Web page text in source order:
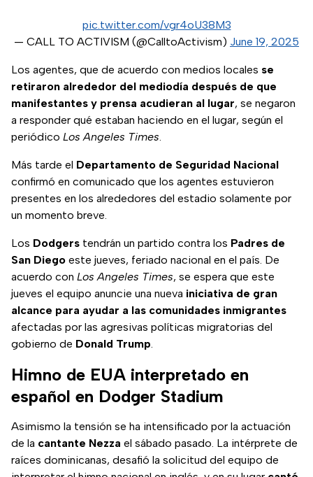
pic.twitter.com/vgr4oU38M3
— CALL TO ACTIVISM (@CalltoActivism) June 19, 2025
Los agentes, que de acuerdo con medios locales se
retiraron alrededor del mediodía después de que
manifestantes y prensa acudieran al lugar, se negaron
a responder qué estaban haciendo en el lugar, según el
periódico Los Angeles Times.
Más tarde el Departamento de Seguridad Nacional
confirmó en comunicado que los agentes estuvieron
presentes en los alrededores del estadio solamente por
un momento breve.
Los Dodgers tendrán un partido contra los Padres de
San Diego este jueves, feriado nacional en el país. De
acuerdo con Los Angeles Times, se espera que este
jueves el equipo anuncie una nueva iniciativa de gran
alcance para ayudar a las comunidades inmigrantes
afectadas por las agresivas políticas migratorias del
gobierno de Donald Trump.
Himno de EUA interpretado en
español en Dodger Stadium
Asimismo la tensión se ha intensificado por la actuación
de la cantante Nezza el sábado pasado. La intérprete de
raíces dominicanas, desafió la solicitud del equipo de